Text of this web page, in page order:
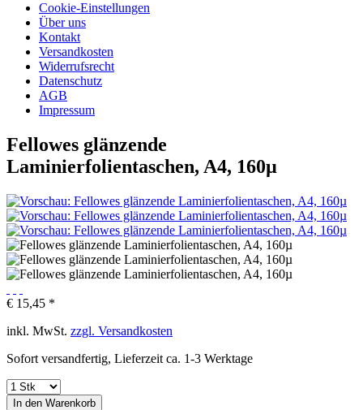
Cookie-Einstellungen
Über uns
Kontakt
Versandkosten
Widerrufsrecht
Datenschutz
AGB
Impressum
Fellowes glänzende
Laminierfolientaschen, A4, 160µ
€ 15,45 *
inkl. MwSt. zzgl. Versandkosten
Sofort versandfertig, Lieferzeit ca. 1-3 Werktage
In den Warenkorb